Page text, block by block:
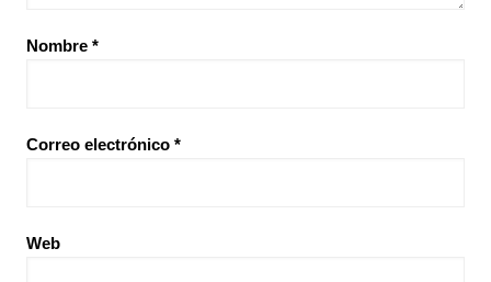
Nombre *
Correo electrónico *
Web